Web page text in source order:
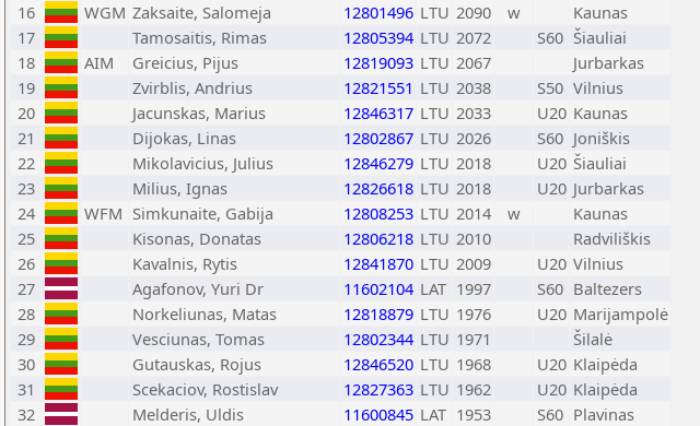
16
WGM Zaksaite, Salomeja 12801496 LTU 2090 w
Kaunas
17
Tamosaitis, Rimas 12805394 LTU 2072 S60 Šiauliai
18
AIM Greicius, Pijus 12819093 LTU 2067
Jurbarkas
19
Zvirblis, Andrius 12821551 LTU 2038 S50 Vilnius
20
Jacunskas, Marius 12846317 LTU 2033 U20 Kaunas
21
Dijokas, Linas 12802867 LTU 2026 S60 Joniškis
22
Mikolavicius, Julius 12846279 LTU 2018 U20 Šiauliai
23
Milius, Ignas 12826618 LTU 2018 U20 Jurbarkas
24
WFM Simkunaite, Gabija 12808253 LTU 2014 w
Kaunas
25
Kisonas, Donatas 12806218 LTU 2010
Radviliškis
26
Kavalnis, Rytis 12841870 LTU 2009 U20 Vilnius
27
Agafonov, Yuri Dr 11602104 LAT 1997 S60 Baltezers
28
Norkeliunas, Matas 12818879 LTU 1976 U20 Marijampolė
29
Vesciunas, Tomas 12802344 LTU 1971
Šilalė
30
Gutauskas, Rojus 12846520 LTU 1968 U20 Klaipėda
31
Scekaciov, Rostislav 12827363 LTU 1962 U20 Klaipėda
32
Melderis, Uldis 11600845 LAT 1953 S60 Plavinas